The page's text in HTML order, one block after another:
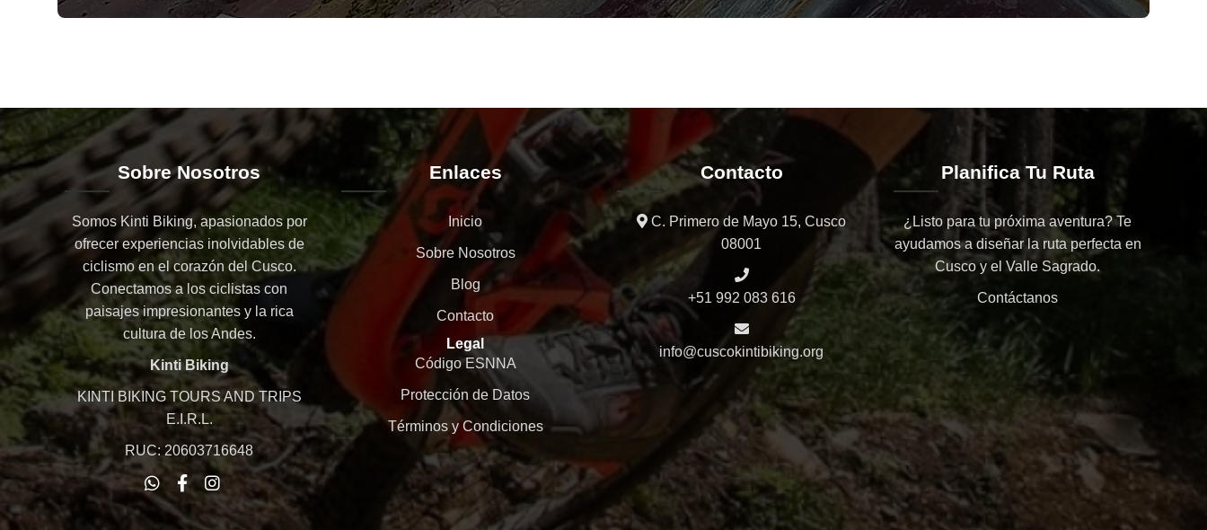
Sobre Nosotros
Somos Kinti Biking, apasionados por
ofrecer experiencias inolvidables de
ciclismo en el corazón del Cusco.
Conectamos a los ciclistas con
paisajes impresionantes y la rica
cultura de los Andes.
Kinti Biking
KINTI BIKING TOURS AND TRIPS
E.I.R.L.
RUC: 20603716648
Enlaces
Inicio
Sobre Nosotros
Blog
Contacto
Legal
Código ESNNA
Protección de Datos
Términos y Condiciones
Contacto
C. Primero de Mayo 15, Cusco
08001
+51 992 083 616
info@cuscokintibiking.org
Planifica Tu Ruta
¿Listo para tu próxima aventura? Te
ayudamos a diseñar la ruta perfecta en
Cusco y el Valle Sagrado.
Contáctanos